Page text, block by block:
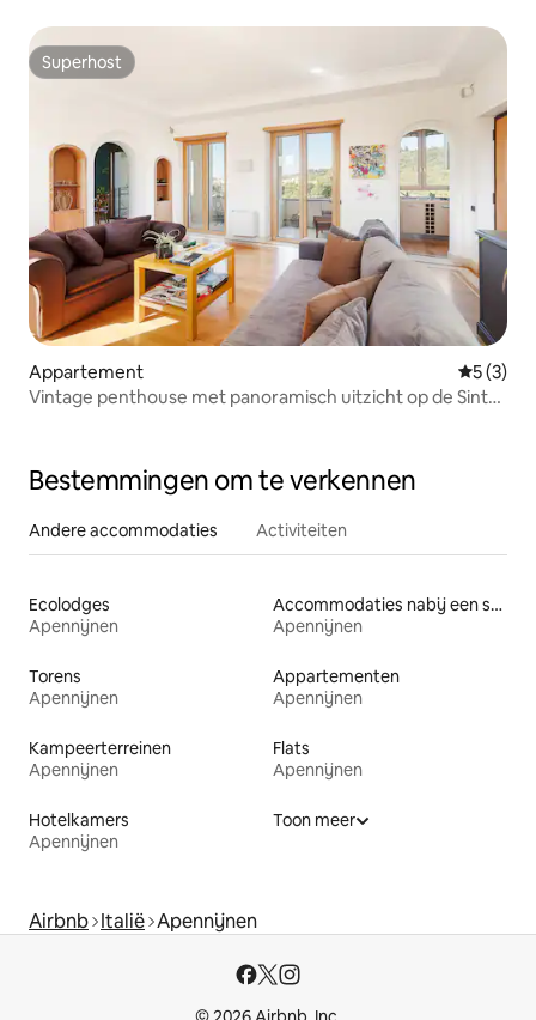
Superhost
Superhost
Appartement
5 (3)
Vintage penthouse met panoramisch uitzicht op de Sint-
Bestemmingen om te verkennen
Andere accommodaties Activiteiten
Ecolodges
Apennijnen
Accommodaties nabij een strand
Apennijnen
Torens
Apennijnen
Appartementen
Apennijnen
Kampeerterreinen
Apennijnen
Flats
Apennijnen
Hotelkamers
Apennijnen
Toon meer
Airbnb Italië Apennijnen